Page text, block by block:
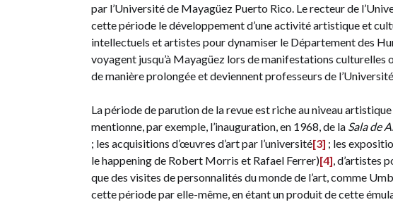
par l’Université de Mayagüez Puerto Rico. Le recteur de
cette période le développement d’une activité artistique et
intellectuels et artistes pour dynamiser le Département des
voyagent jusqu’à Mayagüez lors de manifestations culturelles
de manière prolongée et deviennent professeurs de l’Université.
La période de parution de la revue est riche au niveau
mentionne, par exemple, l’inauguration, en 1968, de la Sala de
; les acquisitions d’œuvres d’art par l’université[3] ; les
le happening de Robert Morris et Rafael Ferrer)[4] , d’artistes
que des visites de personnalités du monde de l’art, comme
cette période par elle-même, en étant un produit de cette